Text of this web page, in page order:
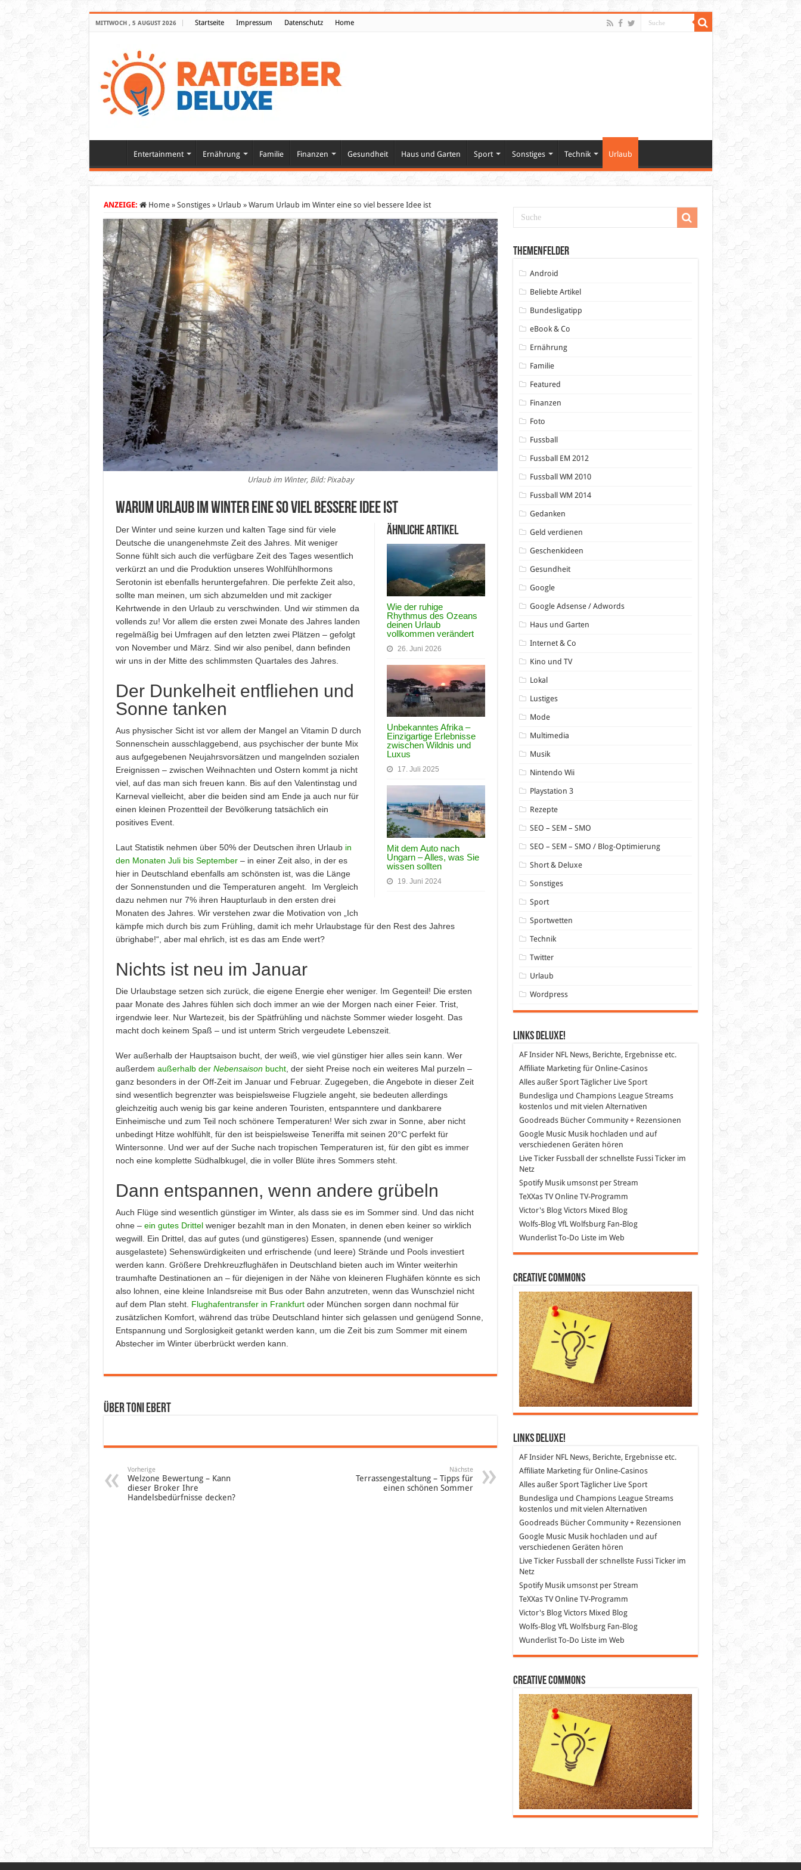
MITTWOCH , 5 AUGUST 2026 Startseite Impressum Datenschutz Home
Entertainment Ernährung Familie Finanzen Gesundheit Haus und Garten Sport Sonstiges Technik Urlaub
ANZEIGE: Home » Sonstiges » Urlaub » Warum Urlaub im Winter eine so viel bessere Idee ist
Urlaub im Winter, Bild: Pixabay
Warum Urlaub im Winter eine so viel bessere Idee ist
Ähnliche Artikel
Wie der ruhige
Rhythmus des Ozeans
deinen Urlaub
vollkommen verändert
26. Juni 2026
Unbekanntes Afrika –
Einzigartige Erlebnisse
zwischen Wildnis und
Luxus
17. Juli 2025
Mit dem Auto nach
Ungarn – Alles, was Sie
wissen sollten
19. Juni 2024
Der Winter und seine kurzen und kalten Tage sind für viele
Deutsche die unangenehmste Zeit des Jahres. Mit weniger
Sonne fühlt sich auch die verfügbare Zeit des Tages wesentlich
verkürzt an und die Produktion unseres Wohlfühlhormons
Serotonin ist ebenfalls heruntergefahren. Die perfekte Zeit also,
sollte man meinen, um sich abzumelden und mit zackiger
Kehrtwende in den Urlaub zu verschwinden. Und wir stimmen da
vollends zu! Vor allem die ersten zwei Monate des Jahres landen
regelmäßig bei Umfragen auf den letzten zwei Plätzen – gefolgt
von November und März. Sind wir also penibel, dann befinden
wir uns in der Mitte des schlimmsten Quartales des Jahres.
Der Dunkelheit entfliehen und
Sonne tanken
Aus physischer Sicht ist vor allem der Mangel an Vitamin D durch
Sonnenschein ausschlaggebend, aus psychischer der bunte Mix
aus aufgegebenen Neujahrsvorsätzen und mangelnden sozialen
Ereignissen – zwischen Weihnachten und Ostern kommt ja nicht
viel, auf das man sich freuen kann. Bis auf den Valentinstag und
Karneval vielleicht, aber die beiden sind am Ende ja auch nur für
einen kleinen Prozentteil der Bevölkerung tatsächlich ein
positives Event.
Laut Statistik nehmen über 50% der Deutschen ihren Urlaub in
den Monaten Juli bis September– in einer Zeit also, in der es
hier in Deutschland ebenfalls am schönsten ist, was die Länge
der Sonnenstunden und die Temperaturen angeht. Im Vergleich
dazu nehmen nur 7% ihren Haupturlaub in den ersten drei
Monaten des Jahres. Wir verstehen zwar die Motivation von „Ich
kämpfe mich durch bis zum Frühling, damit ich mehr Urlaubstage für den Rest des Jahres
übrighabe!“, aber mal ehrlich, ist es das am Ende wert?
Nichts ist neu im Januar
Die Urlaubstage setzen sich zurück, die eigene Energie eher weniger. Im Gegenteil! Die ersten
paar Monate des Jahres fühlen sich doch immer an wie der Morgen nach einer Feier. Trist,
irgendwie leer. Nur Wartezeit, bis der Spätfrühling und nächste Sommer wieder losgeht. Das
macht doch keinem Spaß – und ist unterm Strich vergeudete Lebenszeit.
Wer außerhalb der Hauptsaison bucht, der weiß, wie viel günstiger hier alles sein kann. Wer
außerdem außerhalb der Nebensaison bucht, der sieht Preise noch ein weiteres Mal purzeln –
ganz besonders in der Off-Zeit im Januar und Februar. Zugegeben, die Angebote in dieser Zeit
sind wesentlich begrenzter was beispielsweise Flugziele angeht, sie bedeuten allerdings
gleichzeitig auch wenig bis gar keine anderen Touristen, entspanntere und dankbarere
Einheimische und zum Teil noch schönere Temperaturen! Wer sich zwar in Sonne, aber nicht
unbedingt Hitze wohlfühlt, für den ist beispielsweise Teneriffa mit seinen 20°C perfekt für
Wintersonne. Und wer auf der Suche nach tropischen Temperaturen ist, für den gibt es immer
noch eine komplette Südhalbkugel, die in voller Blüte ihres Sommers steht.
Dann entspannen, wenn andere grübeln
Auch Flüge sind wesentlich günstiger im Winter, als dass sie es im Sommer sind. Und das nicht
ohne – ein gutes Drittelweniger bezahlt man in den Monaten, in denen eben keiner so wirklich
wegwill. Ein Drittel, das auf gutes (und günstigeres) Essen, spannende (und weniger
ausgelastete) Sehenswürdigkeiten und erfrischende (und leere) Strände und Pools investiert
werden kann. Größere Drehkreuzflughäfen in Deutschland bieten auch im Winter weiterhin
traumhafte Destinationen an – für diejenigen in der Nähe von kleineren Flughäfen könnte es sich
also lohnen, eine kleine Inlandsreise mit Bus oder Bahn anzutreten, wenn das Wunschziel nicht
auf dem Plan steht. Flughafentransfer in Frankfurtoder München sorgen dann nochmal für
zusätzlichen Komfort, während das trübe Deutschland hinter sich gelassen und genügend Sonne,
Entspannung und Sorglosigkeit getankt werden kann, um die Zeit bis zum Sommer mit einem
Abstecher im Winter überbrückt werden kann.
Über Toni Ebert
Vorherige
Welzone Bewertung – Kann
dieser Broker Ihre
Handelsbedürfnisse decken?
Nächste
Terrassengestaltung – Tipps für
einen schönen Sommer
Themenfelder
Android
Beliebte Artikel
Bundesligatipp
eBook & Co
Ernährung
Familie
Featured
Finanzen
Foto
Fussball
Fussball EM 2012
Fussball WM 2010
Fussball WM 2014
Gedanken
Geld verdienen
Geschenkideen
Gesundheit
Google
Google Adsense / Adwords
Haus und Garten
Internet & Co
Kino und TV
Lokal
Lustiges
Mode
Multimedia
Musik
Nintendo Wii
Playstation 3
Rezepte
SEO – SEM – SMO
SEO – SEM – SMO / Blog-Optimierung
Short & Deluxe
Sonstiges
Sport
Sportwetten
Technik
Twitter
Urlaub
Wordpress
Links DeLuXe!
AF InsiderNFL News, Berichte, Ergebnisse etc.
Affiliate Marketingfür Online-Casinos
Alles außer SportTäglicher Live Sport
Bundesliga und Champions League Streams
kostenlos und mit vielen Alternativen
GoodreadsBücher Community + Rezensionen
Google MusicMusik hochladen und auf
verschiedenen Geräten hören
Live Ticker Fussball
der schnellste Fussi Ticker im
Netz
SpotifyMusik umsonst per Stream
TeXXas TVOnline TV-Programm
Victor's BlogVictors Mixed Blog
Wolfs-BlogVfL Wolfsburg Fan-Blog
WunderlistTo-Do Liste im Web
Creative Commons
Links DeLuXe!
AF InsiderNFL News, Berichte, Ergebnisse etc.
Affiliate Marketingfür Online-Casinos
Alles außer SportTäglicher Live Sport
Bundesliga und Champions League Streams
kostenlos und mit vielen Alternativen
GoodreadsBücher Community + Rezensionen
Google MusicMusik hochladen und auf
verschiedenen Geräten hören
Live Ticker Fussball
der schnellste Fussi Ticker im
Netz
SpotifyMusik umsonst per Stream
TeXXas TVOnline TV-Programm
Victor's BlogVictors Mixed Blog
Wolfs-BlogVfL Wolfsburg Fan-Blog
WunderlistTo-Do Liste im Web
Creative Commons